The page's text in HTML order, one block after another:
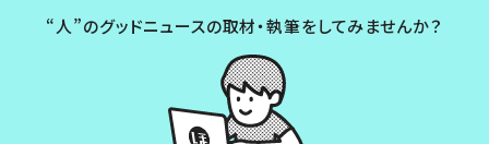
“人”のグッドニュースの取材・執筆をしてみませんか？